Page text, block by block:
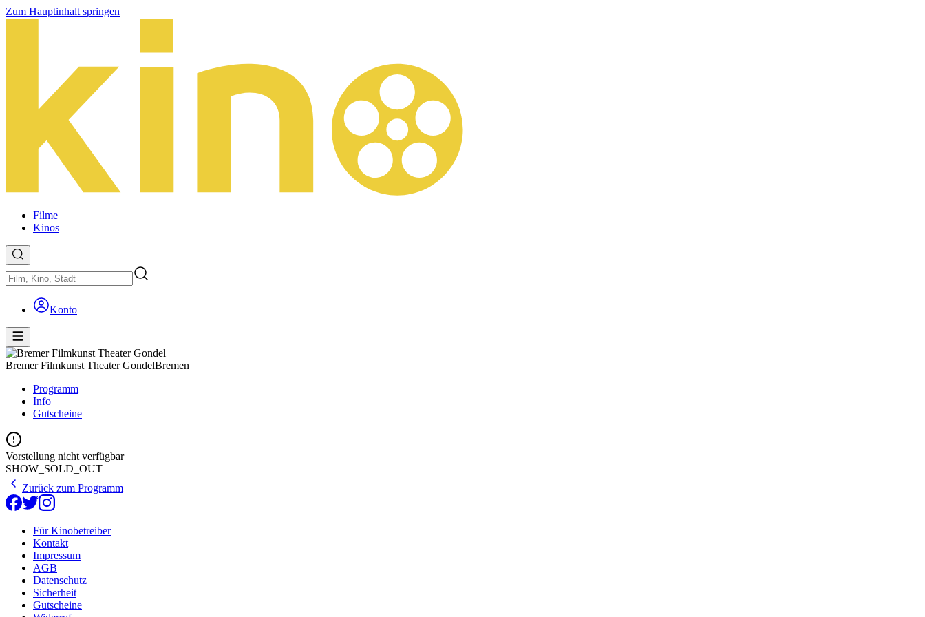
Zum Hauptinhalt springen
Filme
Kinos
Konto
Bremer Filmkunst Theater GondelBremen
Programm
Info
Gutscheine
Vorstellung nicht verfügbar
SHOW_SOLD_OUT
Zurück zum Programm
Für Kinobetreiber
Kontakt
Impressum
AGB
Datenschutz
Sicherheit
Gutscheine